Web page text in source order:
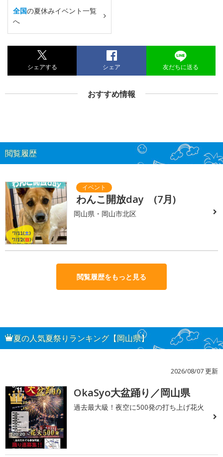
全国の夏休みイベント一覧
へ
シェアする シェア 友だちに送る
おすすめ情報
閲覧履歴
わんこ開放day (7月)
岡山県・岡山市北区
閲覧履歴をもっと見る
夏の人気夏祭りランキング【岡山県】
2026/08/07 更新
1 OkaSyo大盆踊り／岡山県
過去最大級！夜空に500発の打ち上げ花火